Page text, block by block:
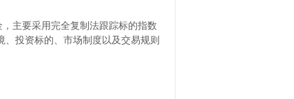
主要采用完全复制法跟踪标的指数
投资标的、市场制度以及交易规则